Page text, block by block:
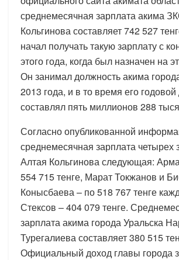
среднемесячная зарплата акима
Кольгинова составляет 742 527
начал получать такую зарплату с
этого года, когда был назначен на
Он занимал должность акима
2013 года, и в то время его
составлял пять миллионов 288
Согласно опубликованной
среднемесячная зарплата четырех
Алтая Кольгинова следующая:
554 715 тенге, Марат Токжанов и
Конысбаева – по 518 767 тенге
Стексов – 404 079 тенге.
зарплата акима города Уральска
Турегалиева составляет 380 515
Официальный доход главы города